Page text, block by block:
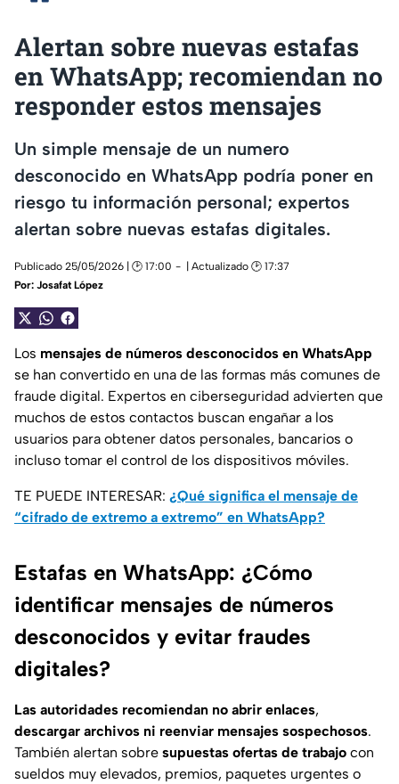
Alertan sobre nuevas estafas
en WhatsApp; recomiendan no
responder estos mensajes
Un simple mensaje de un numero
desconocido en WhatsApp podría poner en
riesgo tu información personal; expertos
alertan sobre nuevas estafas digitales.
Publicado 25/05/2026 | 🕑 17:00
| Actualizado 🕑 17:37
Por: Josafat López
Los mensajes de números desconocidos en WhatsApp
se han convertido en una de las formas más comunes de
fraude digital. Expertos en ciberseguridad advierten que
muchos de estos contactos buscan engañar a los
usuarios para obtener datos personales, bancarios o
incluso tomar el control de los dispositivos móviles.
TE PUEDE INTERESAR: ¿Qué significa el mensaje de
“cifrado de extremo a extremo” en WhatsApp?
Estafas en WhatsApp: ¿Cómo
identificar mensajes de números
desconocidos y evitar fraudes
digitales?
Las autoridades recomiendan no abrir enlaces,
descargar archivos ni reenviar mensajes sospechosos.
También alertan sobre supuestas ofertas de trabajo con
sueldos muy elevados, premios, paquetes urgentes o